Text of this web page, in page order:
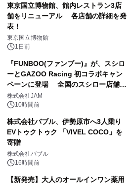
東京国立博物館、館内レストラン3店
舗をリニューアル 各店舗の詳細を発
表！
東京国立博物館
1日前
『FUNBOO(ファンブー)』が、スシロ
ーとGAZOO Racing 初コラボキャン
ペーンに登場 全国のスシロー店舗で
GR 4車種の FUNBOO(ミニカー)付き
メニューが展開されます
株式会社JAM
10時間前
株式会社バブル、伊勢原市へ3人乗り
EVトゥクトゥク 「VIVEL COCO」を
寄贈
株式会社バブル
16時間前
【新発売】大人のオールインワン薬用